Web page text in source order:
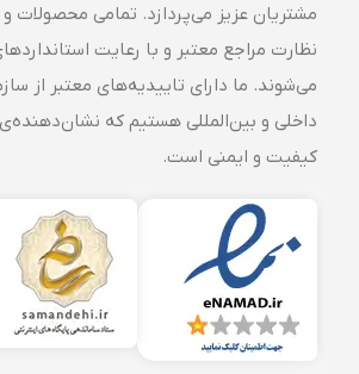
مشتریان عزیز می‌پردازد. تمامی محصولات و
نظارت مراجع معتبر و با رعایت استانداردهای
می‌شوند. ما دارای تاییدیه‌های معتبر از
داخلی و بین‌المللی هستیم که نشان‌دهنده‌ی
کیفیت و ایمنی است.